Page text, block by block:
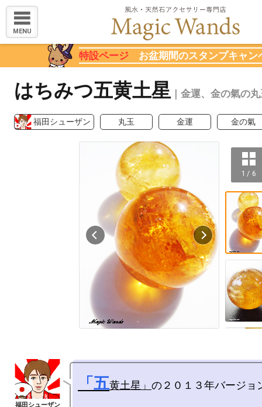
MENU
特設ページ お盆期間のスタンプキャン
はちみつ五黄土星 ｜金運、金の氣の
福田シューザン 丸玉 金運 金の氣
1 / 6
「五黄土星」 の２０１３年バージョ